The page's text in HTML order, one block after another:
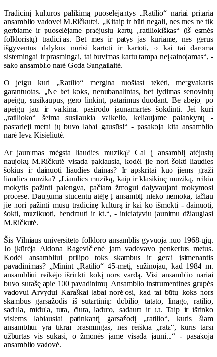
Tradicinį kultūros palikimą puoselėjantys „Ratilio“ nariai pritaria
ansamblio vadovei M.Ričkutei. „Kitaip ir būti negali, nes mes ne tik
gerbiame ir puoselėjame praėjusių kartų „ratiliokiškas“ (iš esmės
folkloristų) tradicijas. Bet mes ir patys jas kuriame, nes gerus
išgyventus dalykus norisi kartoti ir kartoti, o kai tai daroma
sistemingai ir prasmingai, tai buvimas kartu tampa neįkainojamas“, -
sako ansamblio narė Goda Sungailaitė.
O jeigu kuri „Ratilio“ mergina ruošiasi tekėti, mergvakaris
garantuotas. „Ne bet koks, nenubanalintas, bet lydimas senovinių
apeigų, susikaupus, gero linkint, patarimus duodant. Be abejo, po
apeigų jau ir vaikinai pasirodo jaunamartės šokdinti. Jei kuri
„ratilioko“ šeima susilaukia vaikelio, keliaujame palankynų -
pastarieji metai jų buvo labai gausūs!“ - pasakoja kita ansamblio
narė Ieva Kisieliūtė.
Ar jaunimas mėgsta liaudies muziką? Gal į ansamblį atėjusių
naujokų M.Ričkutė visada paklausia, kodėl jie nori šokti liaudies
šokius ir dainuoti liaudies dainas? Ir apskritai kuo jiems graži
liaudies muzika? „Liaudies muziką, kaip ir klasikinę muziką, reikia
mokytis pažinti palengva, pačiam žmogui dalyvaujant mokymosi
procese. Dauguma studentų atėję į ansamblį nieko nemoka, tačiau
jie nori pažinti mūsų tradicinę kultūrą ir kai ko išmokti - dainuoti,
šokti, muzikuoti, bendrauti ir kt.“, - iniciatyviu jaunimu džiaugiasi
M.Ričkutė.
Šis Vilniaus universiteto folkloro ansamblis gyvuoja nuo 1968-ųjų.
Jo įkūrėja Aldona Ragevičienė jam vadovavo penkerius metus.
Kodėl ansambliui prilipo toks skambus ir gerai įsimenantis
pavadinimas? „Minint „Ratilio“ 45-metį, sužinojau, kad 1984 m.
ansambliui reikėjo išrinkti kokį nors vardą. Visi ansamblio nariai
buvo surašę apie 100 pavadinimų. Ansamblio instrumentinės grupės
vadovui Arvydui Karaškai labai norėjosi, kad tai būtų koks nors
skambus garsažodis iš sutartinių: dobilio, tatato, linago, ratilio,
sadula, midula, tūta, čiūta, ladūto, sadauta ir t.t. Taip ir išrinko
visiems labiausiai patinkantį garsažodį „ratilio“, kuris šiam
ansambliui yra tikrai prasmingas, nes reiškia „ratą“, kuris tarsi
užburtas vis sukasi, o žmonės jame visada jauni...“ - pasakoja
ansamblio vadovė.